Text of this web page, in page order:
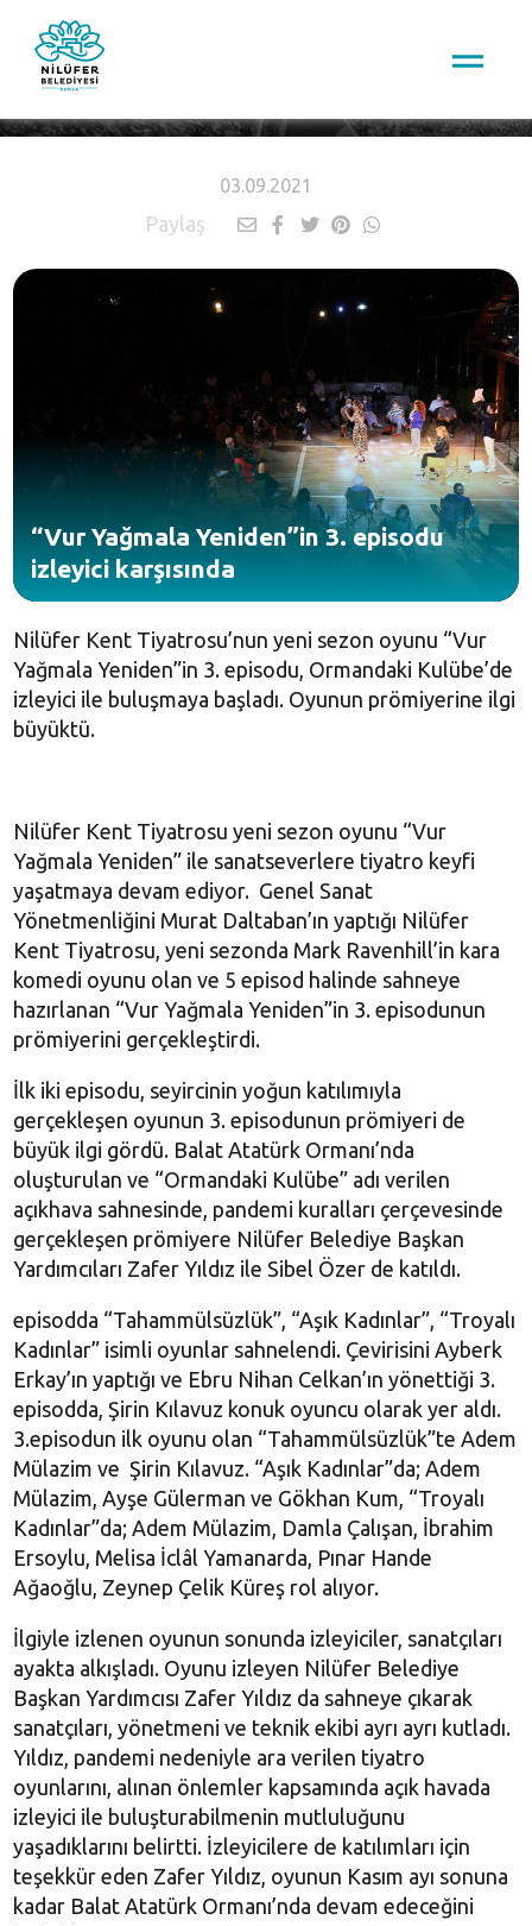
03.09.2021
Paylaş
“Vur Yağmala Yeniden”in 3. episodu
izleyici karşısında
Nilüfer Kent Tiyatrosu’nun yeni sezon oyunu “Vur
Yağmala Yeniden”in 3. episodu, Ormandaki Kulübe’de
izleyici ile buluşmaya başladı. Oyunun prömiyerine ilgi
büyüktü.
Nilüfer Kent Tiyatrosu yeni sezon oyunu “Vur
Yağmala Yeniden” ile sanatseverlere tiyatro keyfi
yaşatmaya devam ediyor. Genel Sanat
Yönetmenliğini Murat Daltaban’ın yaptığı Nilüfer
Kent Tiyatrosu, yeni sezonda Mark Ravenhill’in kara
komedi oyunu olan ve 5 episod halinde sahneye
hazırlanan “Vur Yağmala Yeniden”in 3. episodunun
prömiyerini gerçekleştirdi.
İlk iki episodu, seyircinin yoğun katılımıyla
gerçekleşen oyunun 3. episodunun prömiyeri de
büyük ilgi gördü. Balat Atatürk Ormanı’nda
oluşturulan ve “Ormandaki Kulübe” adı verilen
açıkhava sahnesinde, pandemi kuralları çerçevesinde
gerçekleşen prömiyere Nilüfer Belediye Başkan
Yardımcıları Zafer Yıldız ile Sibel Özer de katıldı.
episodda “Tahammülsüzlük”, “Aşık Kadınlar”, “Troyalı
Kadınlar” isimli oyunlar sahnelendi. Çevirisini Ayberk
Erkay’ın yaptığı ve Ebru Nihan Celkan’ın yönettiği 3.
episodda, Şirin Kılavuz konuk oyuncu olarak yer aldı.
3.episodun ilk oyunu olan “Tahammülsüzlük”te Adem
Mülazim ve Şirin Kılavuz. “Aşık Kadınlar”da; Adem
Mülazim, Ayşe Gülerman ve Gökhan Kum, “Troyalı
Kadınlar”da; Adem Mülazim, Damla Çalışan, İbrahim
Ersoylu, Melisa İclâl Yamanarda, Pınar Hande
Ağaoğlu, Zeynep Çelik Küreş rol alıyor.
İlgiyle izlenen oyunun sonunda izleyiciler, sanatçıları
ayakta alkışladı. Oyunu izleyen Nilüfer Belediye
Başkan Yardımcısı Zafer Yıldız da sahneye çıkarak
sanatçıları, yönetmeni ve teknik ekibi ayrı ayrı kutladı.
Yıldız, pandemi nedeniyle ara verilen tiyatro
oyunlarını, alınan önlemler kapsamında açık havada
izleyici ile buluşturabilmenin mutluluğunu
yaşadıklarını belirtti. İzleyicilere de katılımları için
teşekkür eden Zafer Yıldız, oyunun Kasım ayı sonuna
kadar Balat Atatürk Ormanı’nda devam edeceğini